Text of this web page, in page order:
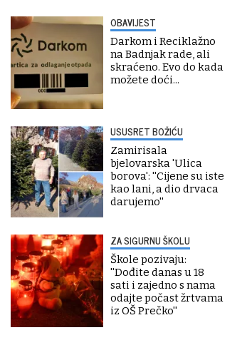
OBAVIJEST
Darkom i Reciklažno
na Badnjak rade, ali
skraćeno. Evo do kada
možete doći...
USUSRET BOŽIĆU
Zamirisala
bjelovarska 'Ulica
borova': ''Cijene su iste
kao lani, a dio drvaca
darujemo''
ZA SIGURNU ŠKOLU
Škole pozivaju:
''Dođite danas u 18
sati i zajedno s nama
odajte počast žrtvama
iz OŠ Prečko''